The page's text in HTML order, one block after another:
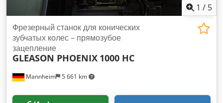
1 / 5
Mannheim 5 661 km
Фрезерный станок для конических
зубчатых колес – прямозубое
зацепление
GLEASON PHOENIX 1000 HC